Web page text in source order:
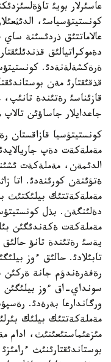
عاسئرلار بويئ
كونستيتؤسياسئ،
عالاماتتئق ذردئسئنة ساي
دةموكراتيالئق
ةرةكشةلةنةدئ.
قذقئقتارئ مةن
قازئناسئ رةتئندة
جاعدايلار جاساؤئن
كونستيتؤسيا قازاقستان
مةملةكةت دةپ
الدئمةن، مةملةكةت
مةملةكةتتئك بيلئكتئث
دةلئنگةن. بذل
مةملةكةت ةكةندئگئن
يةسئ رةتئندة تانؤ
تابئلادئ. حالئق ءوز
رةفةرةندؤم جانة ةركئن
سونداي-اق ءوز
ورگاندارعا بةرةدئ.
مةملةكةتتئك بيلئك
مئزعئماستئعئنئث، ادام
بوستاندئقتارئنئث